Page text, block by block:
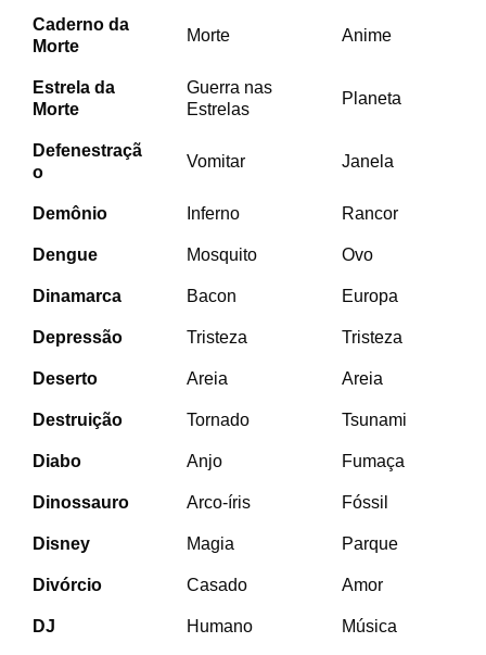
Caderno da
Morte
Morte Anime
Estrela da
Morte
Guerra nas
Estrelas
Planeta
Defenestraçã
o
Vomitar Janela
Demônio Inferno Rancor
Dengue Mosquito Ovo
Dinamarca Bacon Europa
Depressão Tristeza Tristeza
Deserto Areia Areia
Destruição Tornado Tsunami
Diabo Anjo Fumaça
Dinossauro Arco-íris Fóssil
Disney Magia Parque
Divórcio Casado Amor
DJ Humano Música